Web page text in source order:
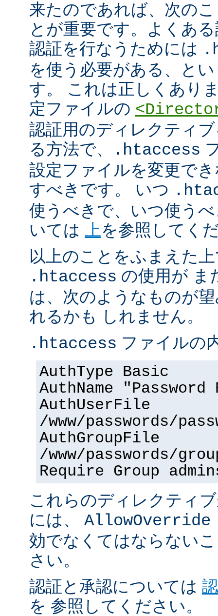
来たのであれば、次の
とが重要です。よくあ
認証を行なうためには
を使う必要がある、と
す。 これは正しくあり
定ファイルの
認証用のディレクティ
る方法で、
.htaccess
設定ファイルを変更で
すべきです。 いつ
使うべきで、いつ使う
いては
上 を参照してく
以上のことをふまえた
.htaccess の使用が ま
は、次のようなものが
れるかも しれません。
.htaccess ファイルの
AuthType Basic
AuthName
AuthUserFile
/www/passwords/
AuthGroupFile
/www/passwords/
Require Group
これらのディレクティ
には、 AllowOverride
効でなくてはならない
さい。
認証と承認については
を 参照してください。